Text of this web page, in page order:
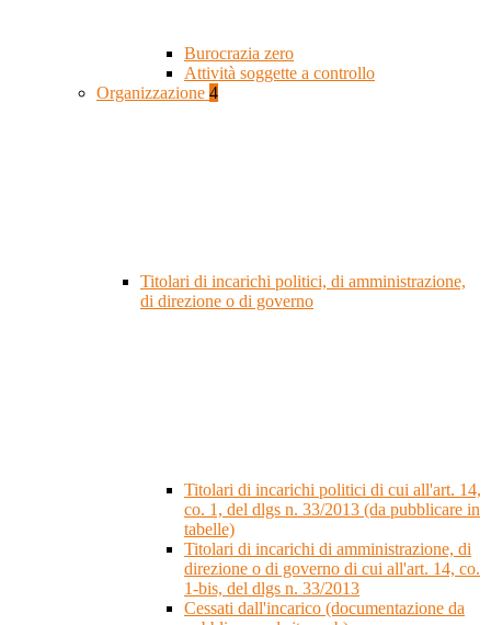
Burocrazia zero
Attività soggette a controllo
Organizzazione 4
Titolari di incarichi politici, di amministrazione,
di direzione o di governo
Titolari di incarichi politici di cui all'art. 14,
co. 1, del dlgs n. 33/2013 (da pubblicare in
tabelle)
Titolari di incarichi di amministrazione, di
direzione o di governo di cui all'art. 14, co.
1-bis, del dlgs n. 33/2013
Cessati dall'incarico (documentazione da